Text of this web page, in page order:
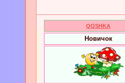
QQSHKA
Новичок